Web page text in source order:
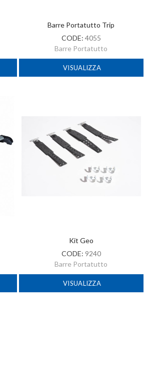
Barre Portatutto Trip
CODE: 4055
Barre Portatutto
VISUALIZZA
Kit Geo
CODE: 9240
Barre Portatutto
VISUALIZZA